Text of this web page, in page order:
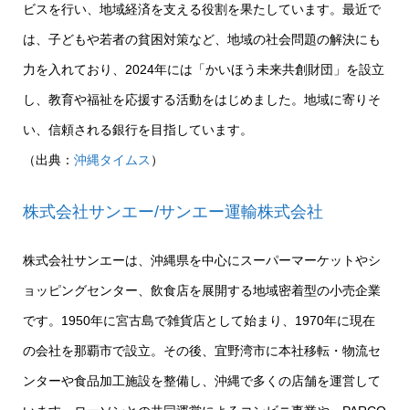
ビスを行い、地域経済を支える役割を果たしています。最近で
は、子どもや若者の貧困対策など、地域の社会問題の解決にも
力を入れており、2024年には「かいほう未来共創財団」を設立
し、教育や福祉を応援する活動をはじめました。地域に寄りそ
い、信頼される銀行を目指しています。
（出典： 沖縄タイムス ）
株式会社サンエー/サンエー運輸株式会社
株式会社サンエーは、沖縄県を中心にスーパーマーケットやシ
ョッピングセンター、飲食店を展開する地域密着型の小売企業
です。1950年に宮古島で雑貨店として始まり、1970年に現在
の会社を那覇市で設立。その後、宜野湾市に本社移転・物流セ
ンターや食品加工施設を整備し、沖縄で多くの店舗を運営して